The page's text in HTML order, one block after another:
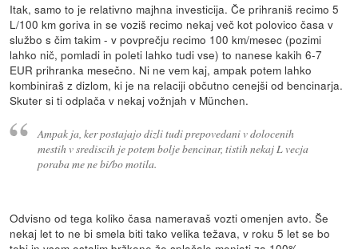
Itak, samo to je relativno majhna investicija. Če prihraniš recimo 5
L/100 km goriva in se voziš recimo nekaj več kot polovico časa v
službo s čim takim - v povprečju recimo 100 km/mesec (pozimi
lahko nič, pomladi in poleti lahko tudi vse) to nanese kakih 6-7
EUR prihranka mesečno. Ni ne vem kaj, ampak potem lahko
kombiniraš z dizlom, ki je na relaciji občutno cenejši od bencinarja.
Skuter si ti odplača v nekaj vožnjah v München.
Ampak ja, ker postajajo dizli tudi prepovedani v dolocenih
mestih v srediscih je potem bolje bencinar, tistih nekaj L vecja
poraba me ne bi/bo motila.
Odvisno od tega koliko časa nameravaš vozti omenjen avto. Še
nekaj let to ne bi smela biti tako velika težava, v roku 5 let se bo